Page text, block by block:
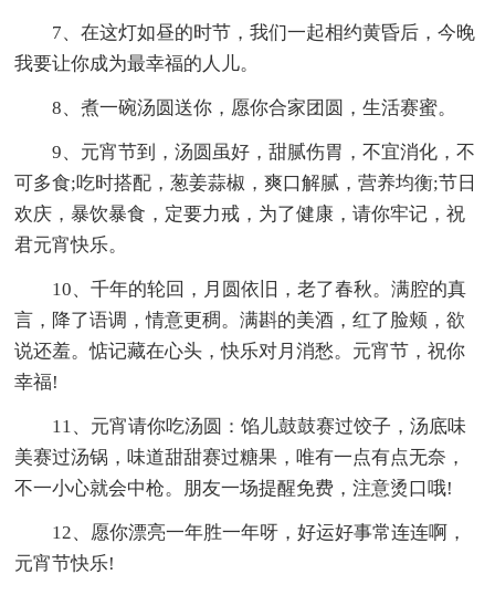
7、在这灯如昼的时节，我们一起相约黄昏后，今晚
我要让你成为最幸福的人儿。
8、煮一碗汤圆送你，愿你合家团圆，生活赛蜜。
9、元宵节到，汤圆虽好，甜腻伤胃，不宜消化，不
可多食;吃时搭配，葱姜蒜椒，爽口解腻，营养均衡;节日
欢庆，暴饮暴食，定要力戒，为了健康，请你牢记，祝
君元宵快乐。
10、千年的轮回，月圆依旧，老了春秋。满腔的真
言，降了语调，情意更稠。满斟的美酒，红了脸颊，欲
说还羞。惦记藏在心头，快乐对月消愁。元宵节，祝你
幸福!
11、元宵请你吃汤圆：馅儿鼓鼓赛过饺子，汤底味
美赛过汤锅，味道甜甜赛过糖果，唯有一点有点无奈，
不一小心就会中枪。朋友一场提醒免费，注意烫口哦!
12、愿你漂亮一年胜一年呀，好运好事常连连啊，
元宵节快乐!